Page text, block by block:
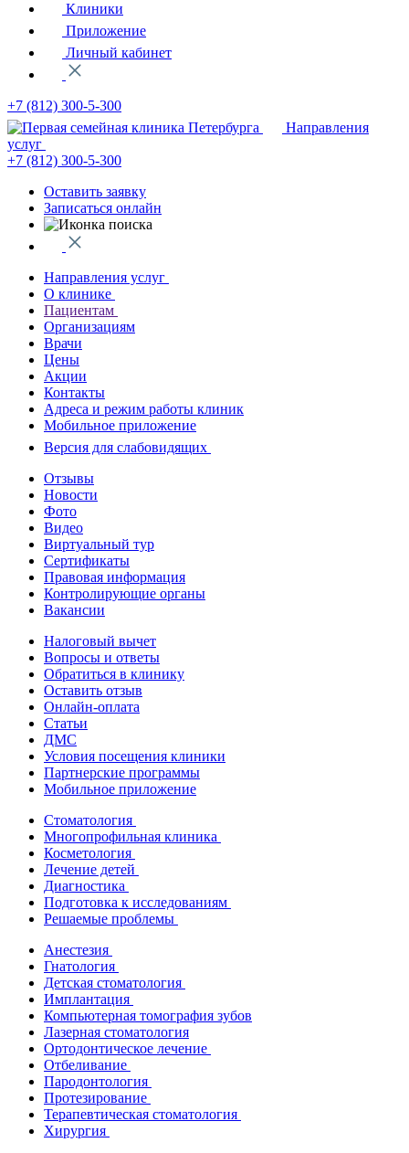
Клиники
Приложение
Личный кабинет
+7 (812) 300-5-300
Направления
услуг
+7 (812) 300-5-300
Оставить заявку
Записаться онлайн
Направления услуг
О клинике
Пациентам
Организациям
Врачи
Цены
Акции
Контакты
Адреса и режим работы клиник
Мобильное приложение
Версия для слабовидящих
Отзывы
Новости
Фото
Видео
Виртуальный тур
Сертификаты
Правовая информация
Контролирующие органы
Вакансии
Налоговый вычет
Вопросы и ответы
Обратиться в клинику
Оставить отзыв
Онлайн-оплата
Статьи
ДМС
Условия посещения клиники
Партнерские программы
Мобильное приложение
Стоматология
Многопрофильная клиника
Косметология
Лечение детей
Диагностика
Подготовка к исследованиям
Решаемые проблемы
Анестезия
Гнатология
Детская стоматология
Имплантация
Компьютерная томография зубов
Лазерная стоматология
Ортодонтическое лечение
Отбеливание
Пародонтология
Протезирование
Терапевтическая стоматология
Хирургия